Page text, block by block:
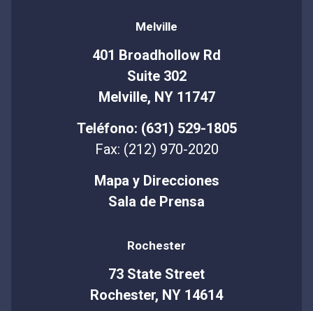
Melville
401 Broadhollow Rd
Suite 302
Melville, NY 11747
Teléfono: (631) 529-1805
Fax: (212) 970-2020
Mapa y Direcciones
Sala de Prensa
Rochester
73 State Street
Rochester, NY 14614